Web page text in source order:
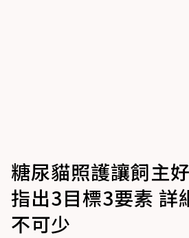
糖尿貓照護讓飼主
指出3目標3要素 詳
不可少